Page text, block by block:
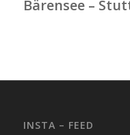
Bärensee –
INSTA – FEED